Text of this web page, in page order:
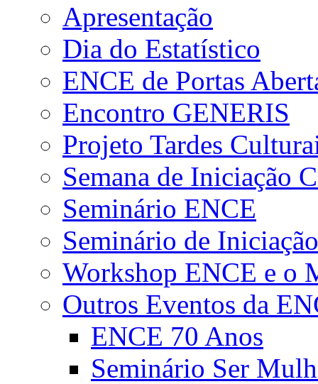
Apresentação
Dia do Estatístico
ENCE de Portas
Encontro GENERIS
Projeto Tardes
Semana de Iniciação
Seminário ENCE
Seminário de
Workshop ENCE e o
Outros Eventos da
ENCE 70 Anos
Seminário Ser